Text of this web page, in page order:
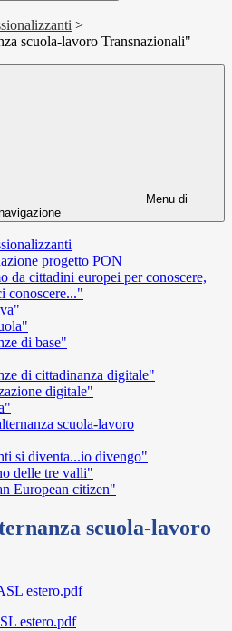
>
scuola-lavoro Transnazionali"
Menu di
progetto PON
da cittadini europei per conoscere,
conoscere..."
di base"
di cittadinanza digitale"
digitale"
scuola-lavoro
si diventa...io divengo"
delle tre valli"
European citizen"
scuola-lavoro
estero.pdf
estero.pdf